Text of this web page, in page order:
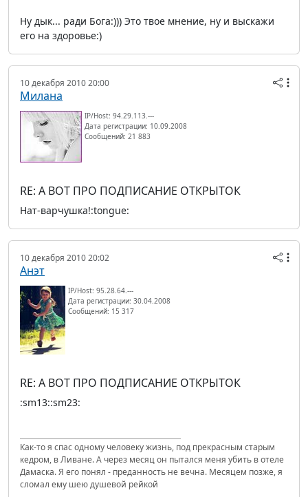
Ну дык... ради Бога:))) Это твое мнение, ну и выскажи
его на здоровье:)
10 декабря 2010 20:00
Милана
IP/Host: 94.29.113.---
Дата регистрации: 10.09.2008
Сообщений: 21 883
RE: А ВОТ ПРО ПОДПИСАНИЕ ОТКРЫТОК
Нат-варчушка!:tongue:
10 декабря 2010 20:02
Анэт
IP/Host: 95.28.64.---
Дата регистрации: 30.04.2008
Сообщений: 15 317
RE: А ВОТ ПРО ПОДПИСАНИЕ ОТКРЫТОК
:sm13::sm23:
Как-то я спас одному человеку жизнь, под прекрасным старым
кедром, в Ливане. А через месяц он пытался меня убить в отеле
Дамаска. Я его понял - преданность не вечна. Месяцем позже, я
сломал ему шею душевой рейкой